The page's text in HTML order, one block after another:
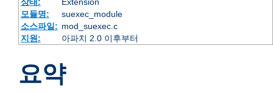
상태:
Extension
모듈명:
suexec_module
소스파일: mod_suexec.c
지원:
아파치 2.0 이후부터
요약